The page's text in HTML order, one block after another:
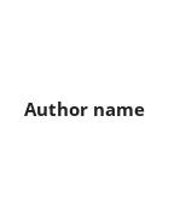
Author name